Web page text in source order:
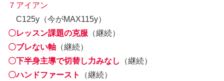
７アイアン
C125y（今がMAX115y）
〇レッスン課題の克服 （継続）
〇ブレない軸 （継続）
〇下半身主導で切替し力みなし
（継続）
〇ハンドファースト
（継続）